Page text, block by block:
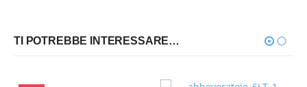
TI POTREBBE INTERESSARE…